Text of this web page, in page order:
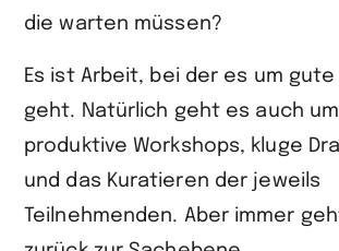
die warten müssen?
Es ist Arbeit, bei der es um
geht. Natürlich geht es auch um
produktive Workshops, kluge
und das Kuratieren der jeweils
Teilnehmenden. Aber immer